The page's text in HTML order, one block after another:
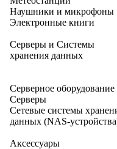
Наушники и микрофоны
Электронные книги
Серверы и Системы
хранения данных
Серверное оборудование
Серверы
Сетевые системы
данных (NAS-
Аксессуары